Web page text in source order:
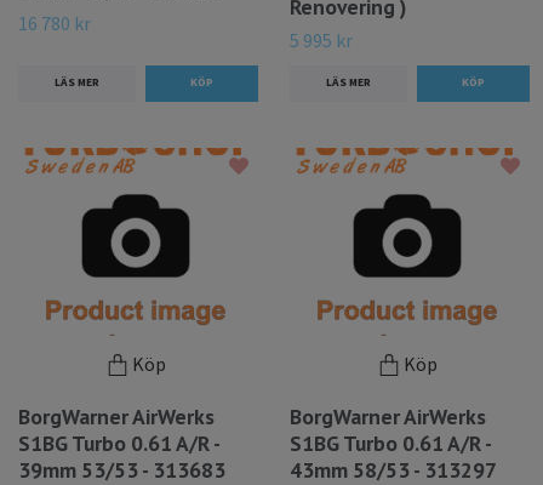
16 780 kr
LÄS MER
Renovering )
5 995 kr
LÄS MER
Köp
BorgWarner AirWerks
S1BG Turbo 0.61 A/R -
39mm 53/53 - 313683
Köp
BorgWarner AirWerks
S1BG Turbo 0.61 A/R -
43mm 58/53 - 313297